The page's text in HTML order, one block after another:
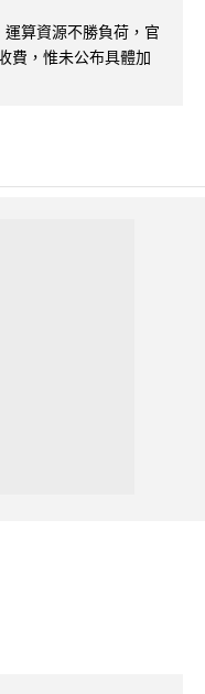
算資源不勝負荷，官
費，惟未公布具體加